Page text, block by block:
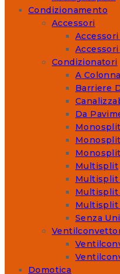
Condizionamento
Accessori
Condizionatori
A Colonna
Barriere
Da
Multisplit
Multisplit
Multisplit
Multisplit
Senza
Domotica